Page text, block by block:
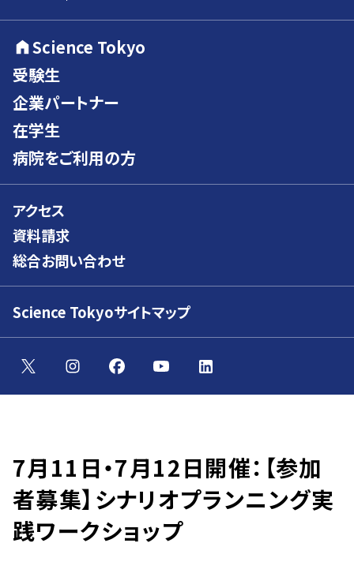
Science Tokyo
受験生
企業パートナー
在学生
病院をご利用の方
アクセス
資料請求
総合お問い合わせ
Science Tokyoサイトマップ
7月11日・7月12日開催：【参加
者募集】シナリオプランニング実
践ワークショップ